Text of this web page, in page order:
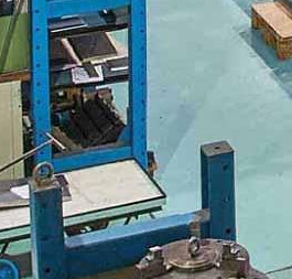
zumDatenschutz
gelesen